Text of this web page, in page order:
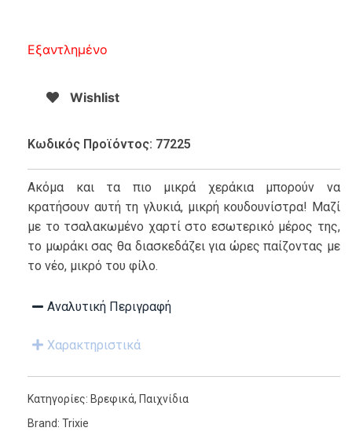
Εξαντλημένο
Wishlist
Κωδικός Προϊόντος: 77225
Ακόμα και τα πιο μικρά χεράκια μπορούν να
κρατήσουν αυτή τη γλυκιά, μικρή κουδουνίστρα! Μαζί
με το τσαλακωμένο χαρτί στο εσωτερικό μέρος της,
το μωράκι σας θα διασκεδάζει για ώρες παίζοντας με
το νέο, μικρό του φίλο.
Αναλυτική Περιγραφή
Χαρακτηριστικά
Κατηγορίες: Βρεφικά, Παιχνίδια
Brand: Trixie